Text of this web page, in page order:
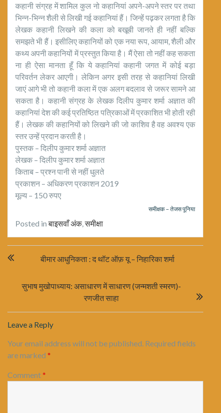
कहानी संग्रह में शामिल कुल नो कहानियां अपने-अपने स्तर पर तथा
भिन्न-भिन्न शैली से लिखी गई कहानियां हैं। जिन्हें पढ़कर लगता है कि
लेखक कहानी लिखने की कला को बखूबी जानते ही नहीं बल्कि
समझते भी हैं। इसीलिए कहानियों को एक नया रूप, आयाम, शैली और
कथ्य अपनी कहानियों में प्रस्तुत किया है। मैं ऐसा तो नहीं कह सकता
ना ही ऐसा मानता हूँ कि ये कहानियां कहानी जगत में कोई बड़ा
परिवर्तन लेकर आएगी। लेकिन अगर इसी तरह से कहानियां लिखी
जाएं आगे भी तो कहानी कला में एक अलग बदलाव से जरूर सामने आ
सकता है। कहानी संग्रह के लेखक दिलीप कुमार शर्मा अज्ञात की
कहानियां देश की कई प्रतिष्ठित पत्रिकाओं में प्रकाशित भी होती रही
हैं। लेखक की कहानियों को लिखने की जो काशिव है वह अवश्य एक
स्तर उन्हें प्रदान करती है।
पुस्तक – दिलीप कुमार शर्मा अज्ञात
लेखक – दिलीप कुमार शर्मा अज्ञात
किताब – प्रश्न पानी से नहीं धुलते
प्रकाशन – अधिकरण प्रकाशन 2019
मूल्य – 150 रुपए
समीक्षक – तेजस पूनिया
Posted inबाइसवाँ अंक,समीक्षा
navigationबीमार आधुनिकता : द थॉट ऑफ़ यू – निहारिका शर्मा
सुभाष मुखोपाध्याय: असाधारण में साधारण (जन्मशती स्मरण)-
रणजीत साहा
Leave a Reply
Your email address will not be published. Required fields
are marked *
Comment*